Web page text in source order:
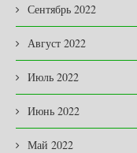
Сентябрь 2022
Август 2022
Июль 2022
Июнь 2022
Май 2022